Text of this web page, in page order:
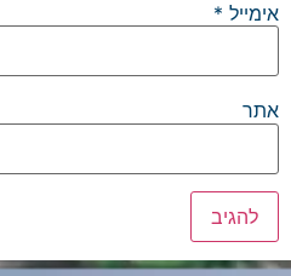
אימייל *
אתר